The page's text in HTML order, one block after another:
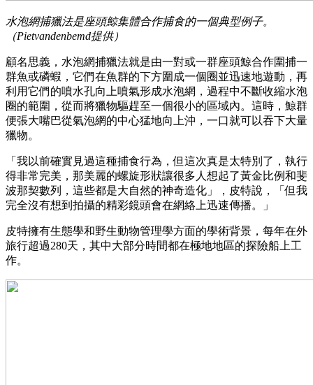
水泡網捕獵法是座頭鯨集體合作捕食的一個典型例子。
（Pietvandenbemd提供）
顧名思義，水泡網捕獵法就是由一對或一群座頭鯨合作圍捕一
群魚或磷蝦，它們在魚群的下方圍成一個圈並迅速地遊動，再
利用它們的噴水孔向上噴氣形成水泡網，過程中不斷收縮水泡
圈的範圍，從而將獵物驅趕至一個很小的區域內。這時，鯨群
便張大嘴巴從氣泡網的中心猛地向上沖，一口就可以吞下大量
獵物。
「我以前確實見過這種捕食行為，但這次真是太特別了，執行
得非常完美，那美麗的螺旋形狀讓很多人想起了黃金比例和斐
波那契數列，這些都是大自然的神奇造化」，皮特說，「但我
完全沒有想到拍攝的精彩鏡頭會在網絡上迅速傳播。」
皮特擁有生態學和野生動物管理學方面的學術背景，每年在外
旅行超過280天，其中大部分時間都在極地地區的探險船上工
作。